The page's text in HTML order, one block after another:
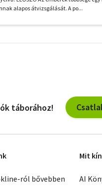
alapos átvizsgálását. A po...
táborához!
ról bővebben
Mit
AI